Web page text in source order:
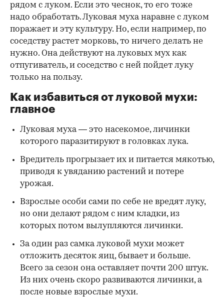
рядом с луком. Если это чеснок, то его тоже
надо обработать. Луковая муха наравне с луком
поражает и эту культуру. Но, если например, по
соседству растет морковь, то ничего делать не
нужно. Она действуют на луковых мух как
отпугиватель, и соседство с ней пойдет луку
только на пользу.
Как избавиться от луковой мухи:
главное
Луковая муха — это насекомое, личинки
которого паразитируют в головках лука.
Вредитель прогрызает их и питается мякотью,
приводя к увяданию растений и потере
урожая.
Взрослые особи сами по себе не вредят луку,
но они делают рядом с ним кладки, из
которых потом вылупляются личинки.
За один раз самка луковой мухи может
отложить десяток яиц, бывает и больше.
Всего за сезон она оставляет почти 200 штук.
Из них очень скоро развиваются личинки, а
после новые взрослые мухи.